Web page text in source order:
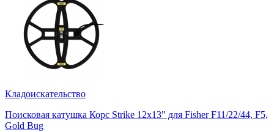
Кладоискательство
Поисковая катушка Корс Strike 12х13" для Fisher F11/22/44, F5,
Gold Bug